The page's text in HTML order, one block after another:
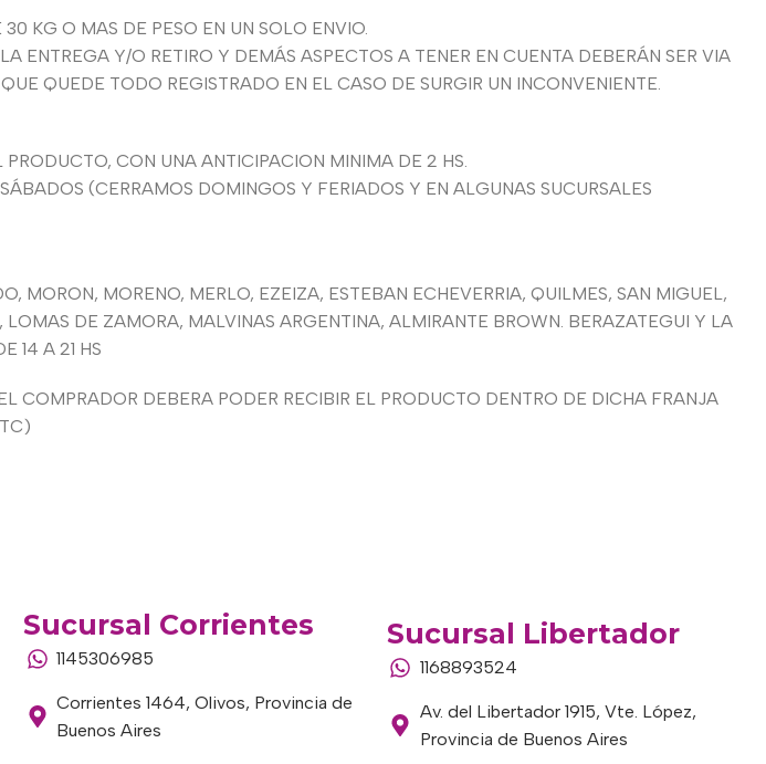
KG O MAS DE PESO EN UN SOLO ENVIO.
Y/O RETIRO Y DEMÁS ASPECTOS A TENER EN CUENTA DEBERÁN SER VIA
QUEDE TODO REGISTRADO EN EL CASO DE SURGIR UN INCONVENIENTE.
CON UNA ANTICIPACION MINIMA DE 2 HS.
(CERRAMOS DOMINGOS Y FERIADOS Y EN ALGUNAS SUCURSALES
MORON, MORENO, MERLO, EZEIZA, ESTEBAN ECHEVERRIA, QUILMES, SAN MIGUEL,
DE ZAMORA, MALVINAS ARGENTINA, ALMIRANTE BROWN. BERAZATEGUI Y LA
14 A 21 HS
COMPRADOR DEBERA PODER RECIBIR EL PRODUCTO DENTRO DE DICHA FRANJA
Sucursal Corrientes
1145306985
Corrientes 1464, Olivos, Provincia de
Buenos Aires
Sucursal Libertador
1168893524
Av. del Libertador 1915, Vte. López,
Provincia de Buenos Aires